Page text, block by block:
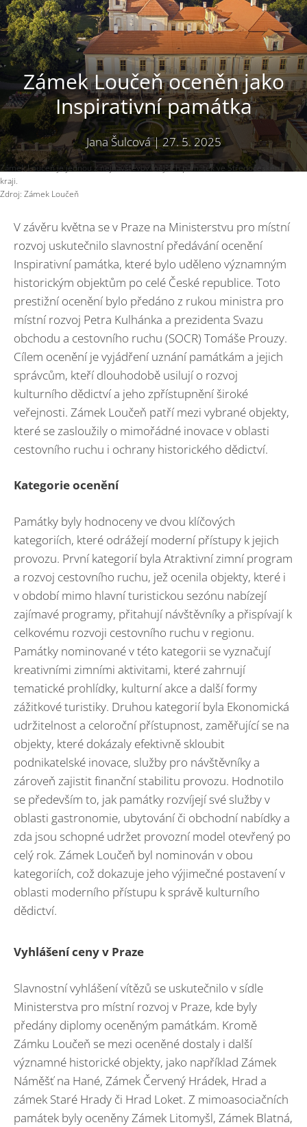
Zámek Loučeň oceněn jako
Inspirativní památka
Jana Šulcová|27. 5. 2025
Zámek Loučeň je jednou z nejnavštěvovanějších památek ve Středočeském
kraji.
Zdroj: Zámek Loučeň
V závěru května se v Praze na Ministerstvu pro místní
rozvoj uskutečnilo slavnostní předávání ocenění
Inspirativní památka, které bylo uděleno významným
historickým objektům po celé České republice. Toto
prestižní ocenění bylo předáno z rukou ministra pro
místní rozvoj Petra Kulhánka a prezidenta Svazu
obchodu a cestovního ruchu (SOCR) Tomáše Prouzy.
Cílem ocenění je vyjádření uznání památkám a jejich
správcům, kteří dlouhodobě usilují o rozvoj
kulturního dědictví a jeho zpřístupnění široké
veřejnosti. Zámek Loučeň patří mezi vybrané objekty,
které se zasloužily o mimořádné inovace v oblasti
cestovního ruchu i ochrany historického dědictví.
Kategorie ocenění
Památky byly hodnoceny ve dvou klíčových
kategoriích, které odrážejí moderní přístupy k jejich
provozu. První kategorií byla Atraktivní zimní program
a rozvoj cestovního ruchu, jež ocenila objekty, které i
v období mimo hlavní turistickou sezónu nabízejí
zajímavé programy, přitahují návštěvníky a přispívají k
celkovému rozvoji cestovního ruchu v regionu.
Památky nominované v této kategorii se vyznačují
kreativními zimními aktivitami, které zahrnují
tematické prohlídky, kulturní akce a další formy
zážitkové turistiky. Druhou kategorií byla Ekonomická
udržitelnost a celoroční přístupnost, zaměřující se na
objekty, které dokázaly efektivně skloubit
podnikatelské inovace, služby pro návštěvníky a
zároveň zajistit finanční stabilitu provozu. Hodnotilo
se především to, jak památky rozvíjejí své služby v
oblasti gastronomie, ubytování či obchodní nabídky a
zda jsou schopné udržet provozní model otevřený po
celý rok. Zámek Loučeň byl nominován v obou
kategoriích, což dokazuje jeho výjimečné postavení v
oblasti moderního přístupu k správě kulturního
dědictví.
Vyhlášení ceny v Praze
Slavnostní vyhlášení vítězů se uskutečnilo v sídle
Ministerstva pro místní rozvoj v Praze, kde byly
předány diplomy oceněným památkám. Kromě
Zámku Loučeň se mezi oceněné dostaly i další
významné historické objekty, jako například Zámek
Náměšť na Hané, Zámek Červený Hrádek, Hrad a
zámek Staré Hrady či Hrad Loket. Z mimoasociačních
památek byly oceněny Zámek Litomyšl, Zámek Blatná,